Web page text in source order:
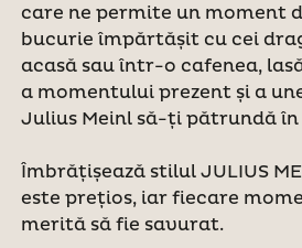
care ne permite un moment
bucurie împărtășit cu cei
acasă sau într-o cafenea,
a momentului prezent și a
Julius Meinl să-ți pătrundă
Îmbrățișează stilul JULIUS
este prețios, iar fiecare
merită să fie savurat.